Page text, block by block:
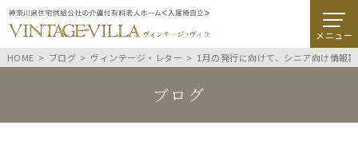
メニュー
HOME
ブログ ヴィンテージ・レター 1月の発行に向けて、シニア向け情報
ブログ